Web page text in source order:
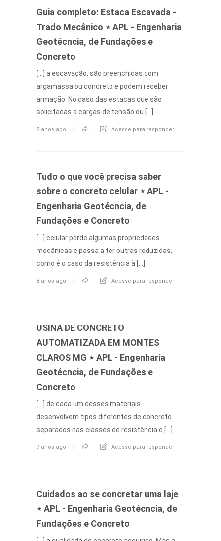
Guia completo: Estaca Escavada -
Trado Mecânico ⋆ APL - Engenharia
Geotécncia, de Fundações e
Concreto
[…] a escavação, são preenchidas com
argamassa ou concreto e podem receber
armação. No caso das estacas que são
solicitadas a cargas de tensão ou […]
8 anos ago Acesse para responder
Tudo o que você precisa saber
sobre o concreto celular ⋆ APL -
Engenharia Geotécncia, de
Fundações e Concreto
[…] celular perde algumas propriedades
mecânicas e passa a ter outras reduzidas,
como é o caso da resistência à […]
8 anos ago Acesse para responder
USINA DE CONCRETO
AUTOMATIZADA EM MONTES
CLAROS MG ⋆ APL - Engenharia
Geotécncia, de Fundações e
Concreto
[…] de cada um desses materiais
desenvolvem tipos diferentes de concreto
separados nas classes de resistência e […]
7 anos ago Acesse para responder
Cuidados ao se concretar uma laje
⋆ APL - Engenharia Geotécncia, de
Fundações e Concreto